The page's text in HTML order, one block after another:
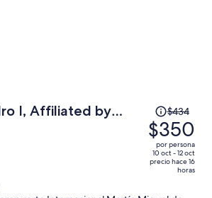
I, Affiliated by
El
precio
era
de
$434
$434
$350
por persona
10 oct - 12 oct
precio hace 16
horas